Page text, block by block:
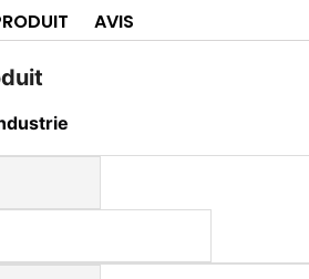
AVIS